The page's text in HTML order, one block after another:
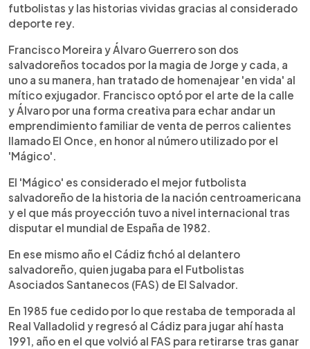
futbolistas y las historias vividas gracias al considerado
deporte rey.
Francisco Moreira y Álvaro Guerrero son dos
salvadoreños tocados por la magia de Jorge y cada, a
uno a su manera, han tratado de homenajear 'en vida' al
mítico exjugador. Francisco optó por el arte de la calle
y Álvaro por una forma creativa para echar andar un
emprendimiento familiar de venta de perros calientes
llamado El Once, en honor al número utilizado por el
'Mágico'.
El 'Mágico' es considerado el mejor futbolista
salvadoreño de la historia de la nación centroamericana
y el que más proyección tuvo a nivel internacional tras
disputar el mundial de España de 1982.
En ese mismo año el Cádiz fichó al delantero
salvadoreño, quien jugaba para el Futbolistas
Asociados Santanecos (FAS) de El Salvador.
En 1985 fue cedido por lo que restaba de temporada al
Real Valladolid y regresó al Cádiz para jugar ahí hasta
1991, año en el que volvió al FAS para retirarse tras ganar